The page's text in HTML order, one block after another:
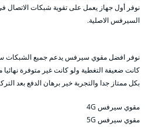
نوفر أول جهاز يعمل على تقوية شبكات الاتصال
السيرفس الاصلية.
نوفر افضل مقوي سيرفس يدعم جميع الشبكات
كانت ضعيفة التغطية ولو كانت غير متوفرة
بكل ممتاز جدا والتجربة خير برهان الدفع بعد
مقوي سيرفس 4G
مقوي سيرفس 5G